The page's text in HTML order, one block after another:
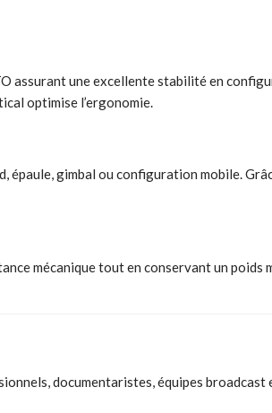
assurant une excellente stabilité en
optimise l’ergonomie.
gimbal ou configuration mobile.
mécanique tout en conservant un
documentaristes, équipes